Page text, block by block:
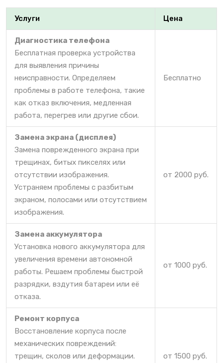
Услуги Цена
Диагностика телефона
Бесплатная проверка устройства
для выявления причины
неисправности. Определяем
проблемы в работе телефона, такие
как отказ включения, медленная
работа, перегрев или другие сбои.
Бесплатно
Замена экрана (дисплея)
Замена поврежденного экрана при
трещинах, битых пикселях или
отсутствии изображения.
Устраняем проблемы с разбитым
экраном, полосами или отсутствием
изображения.
от 2000 руб.
Замена аккумулятора
Установка нового аккумулятора для
увеличения времени автономной
работы. Решаем проблемы быстрой
разрядки, вздутия батареи или её
отказа.
от 1000 руб.
Ремонт корпуса
Восстановление корпуса после
механических повреждений:
трещин, сколов или деформации.
от 1500 руб.